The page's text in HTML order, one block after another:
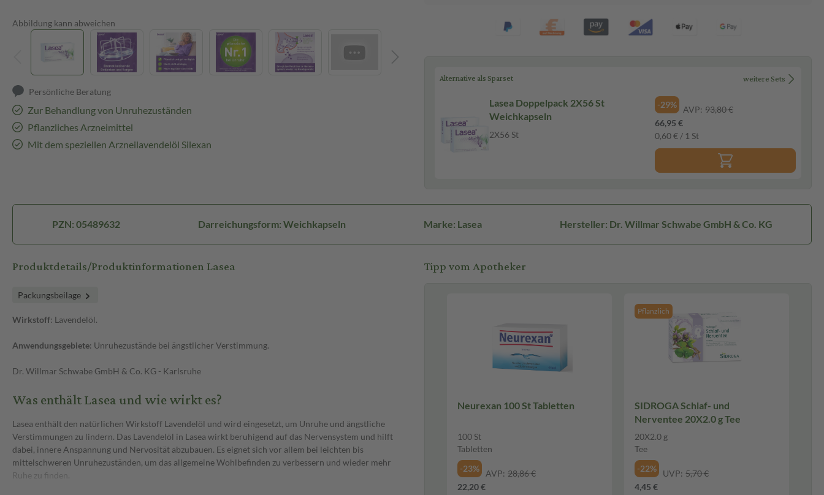
Abbildung kann abweichen
Persönliche Beratung
Zur Behandlung von Unruhezuständen
Pflanzliches Arzneimittel
Mit dem speziellen Arzneilavendelöl Silexan
Alternative als Sparset weitere Sets
Lasea Doppelpack 2X56 St
Weichkapseln
2X56 St
-29% AVP: 93,80 €
66,95 €
0,60 € / 1 St
PZN: 05489632 Darreichungsform: Weichkapseln Marke: Lasea Hersteller: Dr. Willmar Schwabe GmbH & Co. KG
Produktdetails/Produktinformationen Lasea
Packungsbeilage
Wirkstoff: Lavendelöl.
Anwendungsgebiete: Unruhezustände bei ängstlicher Verstimmung.
Dr. Willmar Schwabe GmbH & Co. KG - Karlsruhe
Was enthält Lasea und wie wirkt es?
Lasea enthält den natürlichen Wirkstoff Lavendelöl und wird eingesetzt, um Unruhe und ängstliche
Verstimmungen zu lindern. Das Lavendelöl in Lasea wirkt beruhigend auf das Nervensystem und hilft
dabei, innere Anspannung und Nervosität abzubauen. Es eignet sich vor allem bei leichten bis
mittelschweren Unruhezuständen, um das allgemeine Wohlbefinden zu verbessern und wieder mehr
Ruhe zu finden.
Tipp vom Apotheker
Neurexan 100 St Tabletten
100 St
Tabletten
-23%
AVP: 28,86 €
22,20 €
Pflanzlich
SIDROGA Schlaf- und
Nerventee 20X2.0 g Tee
20X2.0 g
Tee
-22%
UVP: 5,70 €
4,45 €